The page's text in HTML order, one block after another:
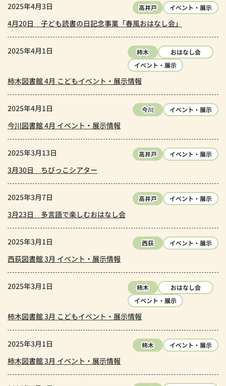
2025年4月3日 高井戸 イベント・展示
4月20日 子ども読書の日記念事業「春風おはなし会」
2025年4月1日 柿木
おはなし会
イベント・展示
柿木図書館 4月 こどもイベント・展示情報
2025年4月1日 今川 イベント・展示
今川図書館 4月 イベント・展示情報
2025年3月13日 高井戸 イベント・展示
3月30日 ちびっこシアター
2025年3月7日 高井戸 イベント・展示
3月23日 多言語で楽しむおはなし会
2025年3月1日 西荻 イベント・展示
西荻図書館 3月 イベント・展示情報
2025年3月1日 柿木
おはなし会
イベント・展示
柿木図書館 3月 こどもイベント・展示情報
2025年3月1日 柿木 イベント・展示
柿木図書館 3月 イベント・展示情報